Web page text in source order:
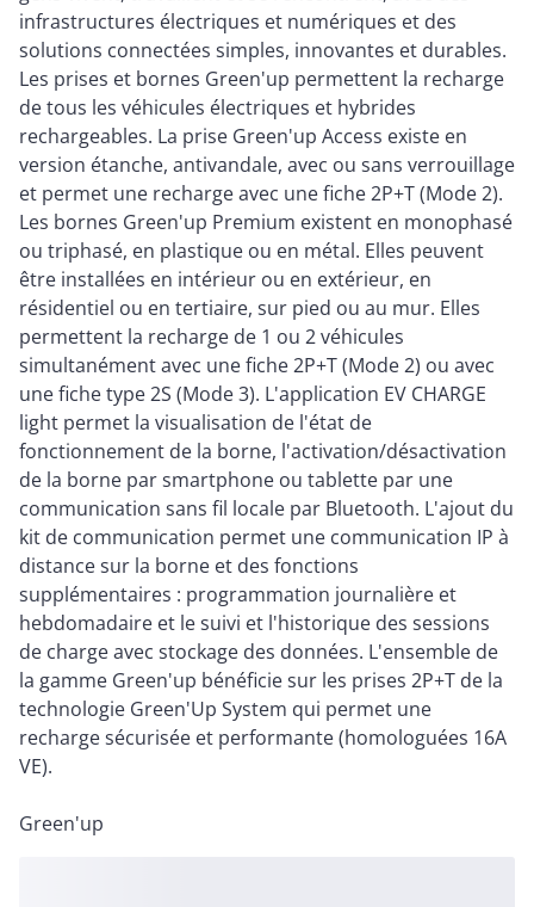
infrastructures électriques et numériques et des
solutions connectées simples, innovantes et durables.
Les prises et bornes Green'up permettent la recharge
de tous les véhicules électriques et hybrides
rechargeables. La prise Green'up Access existe en
version étanche, antivandale, avec ou sans verrouillage
et permet une recharge avec une fiche 2P+T (Mode 2).
Les bornes Green'up Premium existent en monophasé
ou triphasé, en plastique ou en métal. Elles peuvent
être installées en intérieur ou en extérieur, en
résidentiel ou en tertiaire, sur pied ou au mur. Elles
permettent la recharge de 1 ou 2 véhicules
simultanément avec une fiche 2P+T (Mode 2) ou avec
une fiche type 2S (Mode 3). L'application EV CHARGE
light permet la visualisation de l'état de
fonctionnement de la borne, l'activation/désactivation
de la borne par smartphone ou tablette par une
communication sans fil locale par Bluetooth. L'ajout du
kit de communication permet une communication IP à
distance sur la borne et des fonctions
supplémentaires : programmation journalière et
hebdomadaire et le suivi et l'historique des sessions
de charge avec stockage des données. L'ensemble de
la gamme Green'up bénéficie sur les prises 2P+T de la
technologie Green'Up System qui permet une
recharge sécurisée et performante (homologuées 16A
VE).
Green'up